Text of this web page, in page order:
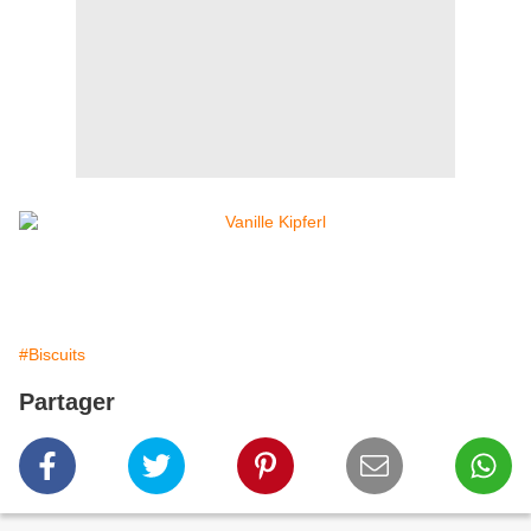
#Biscuits
Partager